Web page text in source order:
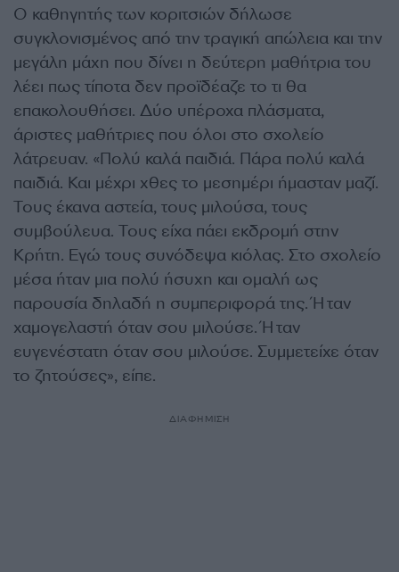
Ο καθηγητής των κοριτσιών δήλωσε
συγκλονισμένος από την τραγική απώλεια και την
μεγάλη μάχη που δίνει η δεύτερη μαθήτρια του
λέει πως τίποτα δεν προϊδέαζε το τι θα
επακολουθήσει. Δύο υπέροχα πλάσματα,
άριστες μαθήτριες που όλοι στο σχολείο
λάτρευαν. «Πολύ καλά παιδιά. Πάρα πολύ καλά
παιδιά. Και μέχρι χθες το μεσημέρι ήμασταν μαζί.
Τους έκανα αστεία, τους μιλούσα, τους
συμβούλευα. Τους είχα πάει εκδρομή στην
Κρήτη. Εγώ τους συνόδεψα κιόλας. Στο σχολείο
μέσα ήταν μια πολύ ήσυχη και ομαλή ως
παρουσία δηλαδή η συμπεριφορά της. Ήταν
χαμογελαστή όταν σου μιλούσε. Ήταν
ευγενέστατη όταν σου μιλούσε. Συμμετείχε όταν
το ζητούσες», είπε.
ΔΙΑΦΗΜΙΣΗ